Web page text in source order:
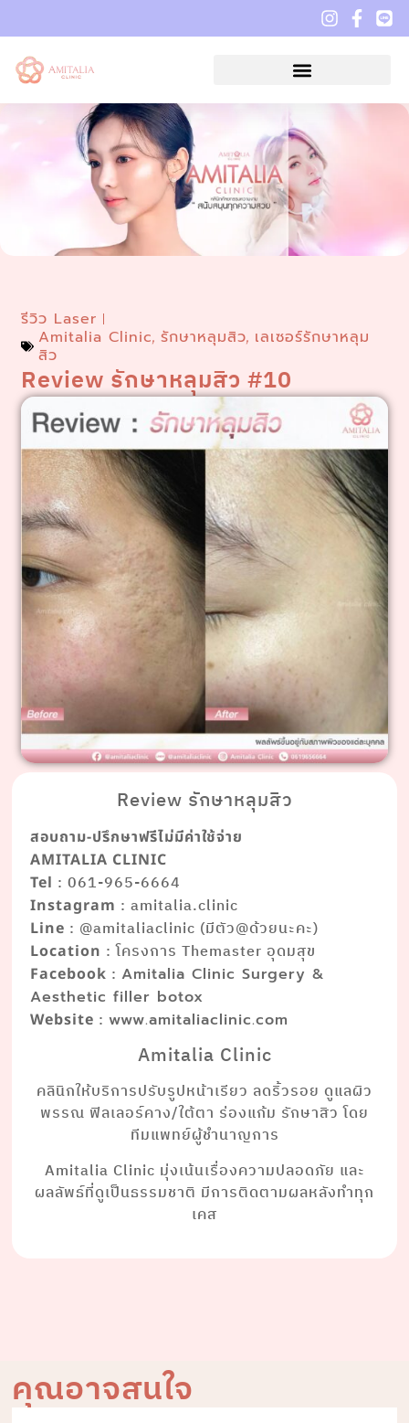
รีวิว Laser
Amitalia Clinic,รักษาหลุมสิว, เลเซอร์รักษาหลุม
สิว
Review รักษาหลุมสิว #10
Review รักษาหลุมสิว
สอบถาม-ปรึกษาฟรีไม่มีค่าใช้จ่าย
AMITALIA CLINIC
Tel : 061-965-6664
Instagram : amitalia.clinic
Line : @amitaliaclinic (มีตัว@ด้วยนะคะ)
Location : โครงการ Themaster อุดมสุข
Facebook :Amitalia Clinic Surgery &
Aesthetic filler botox
Website :www.amitaliaclinic.com
Amitalia Clinic
คลินิกให้บริการปรับรูปหน้าเรียว ลดริ้วรอย ดูแลผิว
พรรณ ฟิลเลอร์คาง/ใต้ตา ร่องแก้ม รักษาสิว โดย
ทีมแพทย์ผู้ชำนาญการ
Amitalia Clinic มุ่งเน้นเรื่องความปลอดภัย และ
ผลลัพธ์ที่ดูเป็นธรรมชาติ มีการติดตามผลหลังทำทุก
เคส
คุณอาจสนใจ